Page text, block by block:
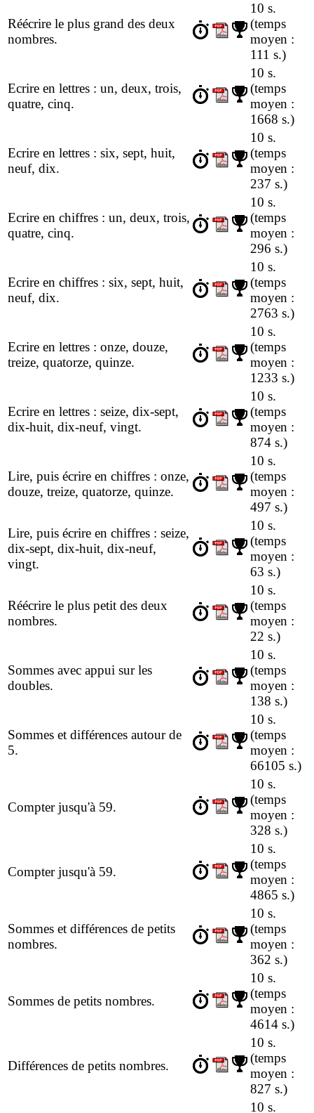
Réécrire le plus grand des deux
nombres.
10 s.
(temps
moyen :
111 s.)
Ecrire en lettres : un, deux, trois,
quatre, cinq.
10 s.
(temps
moyen :
1668 s.)
Ecrire en lettres : six, sept, huit,
neuf, dix.
10 s.
(temps
moyen :
237 s.)
Ecrire en chiffres : un, deux, trois,
quatre, cinq.
10 s.
(temps
moyen :
296 s.)
Ecrire en chiffres : six, sept, huit,
neuf, dix.
10 s.
(temps
moyen :
2763 s.)
Ecrire en lettres : onze, douze,
treize, quatorze, quinze.
10 s.
(temps
moyen :
1233 s.)
Ecrire en lettres : seize, dix-sept,
dix-huit, dix-neuf, vingt.
10 s.
(temps
moyen :
874 s.)
Lire, puis écrire en chiffres : onze,
douze, treize, quatorze, quinze.
10 s.
(temps
moyen :
497 s.)
Lire, puis écrire en chiffres : seize,
dix-sept, dix-huit, dix-neuf,
vingt.
10 s.
(temps
moyen :
63 s.)
Réécrire le plus petit des deux
nombres.
10 s.
(temps
moyen :
22 s.)
Sommes avec appui sur les
doubles.
10 s.
(temps
moyen :
138 s.)
Sommes et différences autour de
5.
10 s.
(temps
moyen :
66105 s.)
Compter jusqu'à 59.
10 s.
(temps
moyen :
328 s.)
Compter jusqu'à 59.
10 s.
(temps
moyen :
4865 s.)
Sommes et différences de petits
nombres.
10 s.
(temps
moyen :
362 s.)
Sommes de petits nombres.
10 s.
(temps
moyen :
4614 s.)
Différences de petits nombres.
10 s.
(temps
moyen :
827 s.)
10 s.